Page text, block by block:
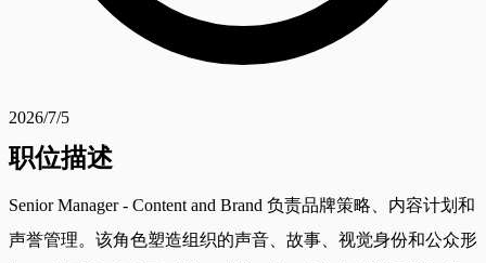
2026/7/5
职位描述
Senior Manager - Content and Brand 负责品牌策略、内容计划和
声誉管理。该角色塑造组织的声音、故事、视觉身份和公众形